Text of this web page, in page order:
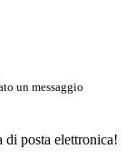
un messaggio
di posta elettronica!